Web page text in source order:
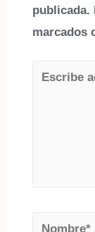
publicada.
marcados
Escribe
Nombre*